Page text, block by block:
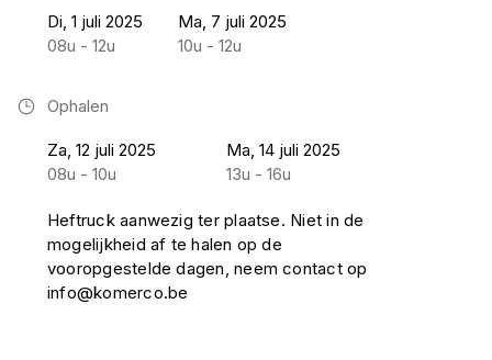
Di, 1 juli 2025
08u - 12u
Ma, 7 juli 2025
10u - 12u
Ophalen
Za, 12 juli 2025
08u - 10u
Ma, 14 juli 2025
13u - 16u
Heftruck aanwezig ter plaatse. Niet in de
mogelijkheid af te halen op de
vooropgestelde dagen, neem contact op
info@komerco.be